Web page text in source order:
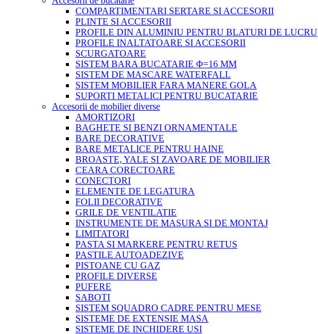
COMPARTIMENTARI SERTARE SI ACCESORII
PLINTE SI ACCESORII
PROFILE DIN ALUMINIU PENTRU BLATURI DE LUCRU
PROFILE INALTATOARE SI ACCESORII
SCURGATOARE
SISTEM BARA BUCATARIE Φ=16 MM
SISTEM DE MASCARE WATERFALL
SISTEM MOBILIER FARA MANERE GOLA
SUPORTI METALICI PENTRU BUCATARIE
Accesorii de mobilier diverse
AMORTIZORI
BAGHETE SI BENZI ORNAMENTALE
BARE DECORATIVE
BARE METALICE PENTRU HAINE
BROASTE, YALE SI ZAVOARE DE MOBILIER
CEARA CORECTOARE
CONECTORI
ELEMENTE DE LEGATURA
FOLII DECORATIVE
GRILE DE VENTILATIE
INSTRUMENTE DE MASURA SI DE MONTAJ
LIMITATORI
PASTA SI MARKERE PENTRU RETUS
PASTILE AUTOADEZIVE
PISTOANE CU GAZ
PROFILE DIVERSE
PUFERE
SABOTI
SISTEM SQUADRO CADRE PENTRU MESE
SISTEME DE EXTENSIE MASA
SISTEME DE INCHIDERE USI